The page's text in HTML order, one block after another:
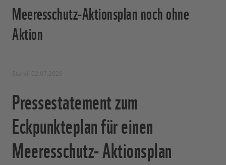
Meeresschutz-Aktionsplan noch ohne
Aktion
Pressestatement zum
Eckpunkteplan für einen
Meeresschutz- Aktionsplan